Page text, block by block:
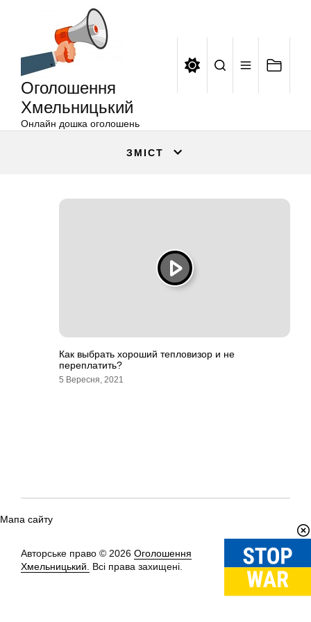
Оголошення
Хмельницький
Онлайн дошка оголошень
ЗМІСТ
Как выбрать хороший тепловизор и не
переплатить?
5 Вересня, 2021
Мапа сайту
Авторське право © 2026 Оголошення
Хмельницький.
Всі права захищені.
Вгору↑